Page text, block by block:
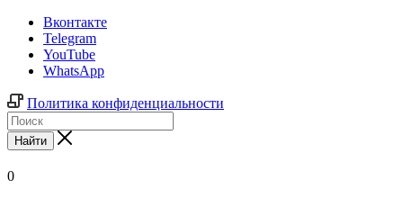
Вконтакте
Telegram
YouTube
WhatsApp
Политика конфиденциальности
Найти
0